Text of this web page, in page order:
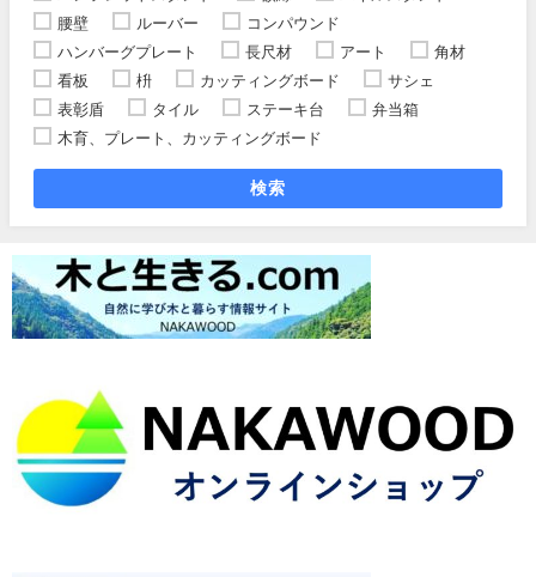
腰壁
ルーバー
コンパウンド
ハンバーグプレート
長尺材 アート
角材
看板
枡 カッティングボード
サシェ
表彰盾
タイル ステーキ台
弁当箱
木育、プレート、カッティングボード
検索